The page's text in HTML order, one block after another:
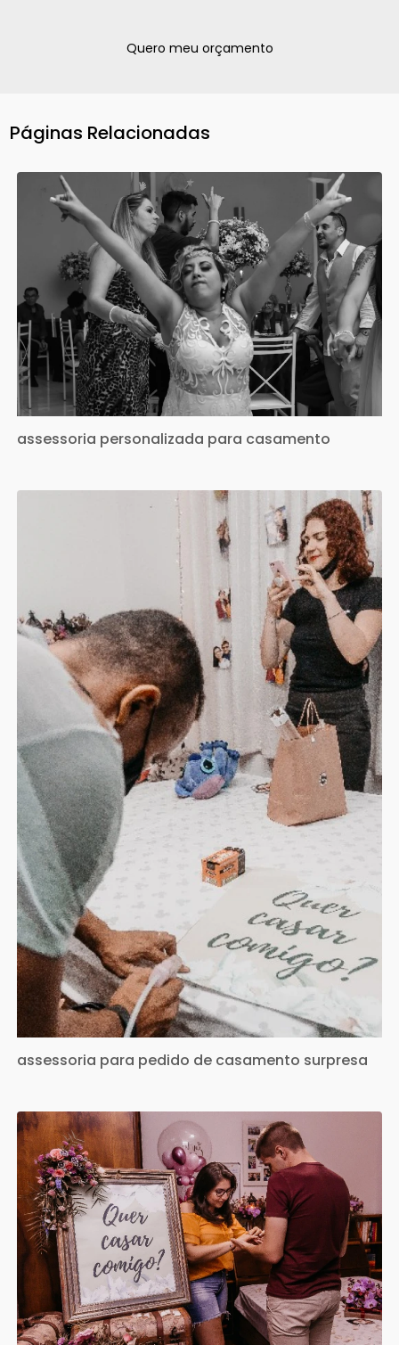
Quero meu orçamento
Páginas Relacionadas
assessoria personalizada para casamento
assessoria para pedido de casamento surpresa